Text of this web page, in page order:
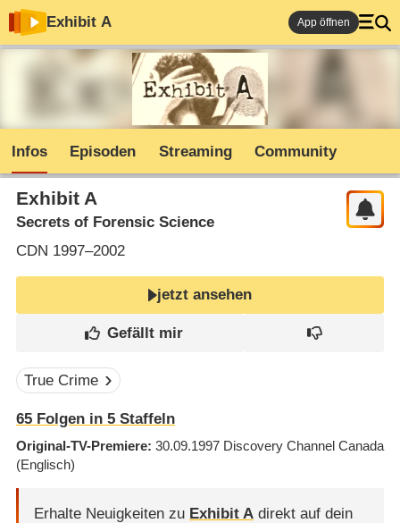
Exhibit A App öffnen
Infos Episoden Streaming Community
Exhibit A
Secrets of Forensic Science
CDN 1997–2002
jetzt ansehen
True Crime
65Folgen in 5Staffeln
Original-TV-Premiere 30.09.1997 Discovery Channel Canada
(Englisch)
Erhalte Neuigkeiten zu Exhibit Adirekt auf dein